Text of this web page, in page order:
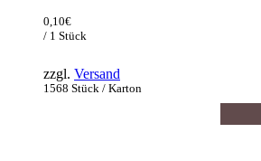
war:
183,40€
Preis
ist:
1568 Stück / Karton
0,10€
/ 1 Stück
zzgl. Versand